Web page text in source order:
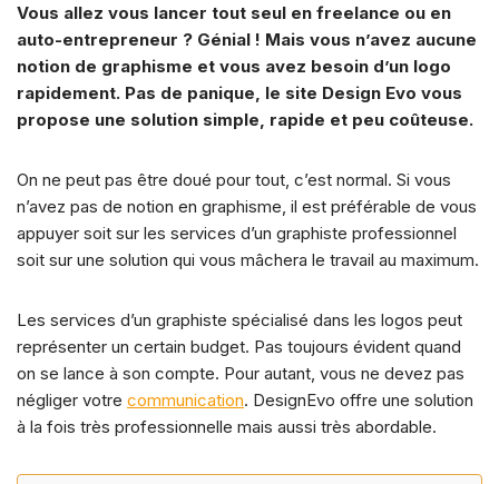
c
e
b
o
o
k
ail e
s
k
y
at
s
A
p
p
k
e
dI
n
d
di
t
p
y
Li
n
k
e
a
d
s
ta
er
Vous allez vous lancer tout seul en freelance ou en
auto-entrepreneur ? Génial ! Mais vous n’avez aucune
notion de graphisme et vous avez besoin d’un logo
rapidement. Pas de panique, le site Design Evo vous
propose une solution simple, rapide et peu coûteuse.
On ne peut pas être doué pour tout, c’est normal. Si vous
n’avez pas de notion en graphisme, il est préférable de vous
appuyer soit sur les services d’un graphiste professionnel
soit sur une solution qui vous mâchera le travail au maximum.
Les services d’un graphiste spécialisé dans les logos peut
représenter un certain budget. Pas toujours évident quand
on se lance à son compte. Pour autant, vous ne devez pas
négliger votre communication. DesignEvo offre une solution
à la fois très professionnelle mais aussi très abordable.